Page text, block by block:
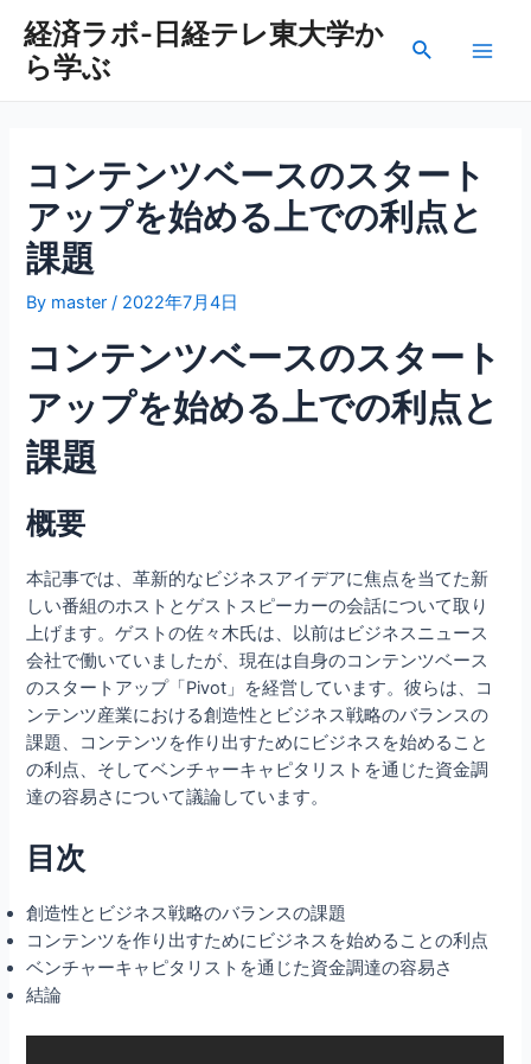
経済ラボ-日経テレ東大学か
ら学ぶ
検
コンテンツベースのスタート
アップを始める上での利点と
課題
By master / 2022年7月4日
コンテンツベースのスタート
アップを始める上での利点と
課題
概要
本記事では、革新的なビジネスアイデアに焦点を当てた新
しい番組のホストとゲストスピーカーの会話について取り
上げます。ゲストの佐々木氏は、以前はビジネスニュース
会社で働いていましたが、現在は自身のコンテンツベース
のスタートアップ「Pivot」を経営しています。彼らは、コ
ンテンツ産業における創造性とビジネス戦略のバランスの
課題、コンテンツを作り出すためにビジネスを始めること
の利点、そしてベンチャーキャピタリストを通じた資金調
達の容易さについて議論しています。
目次
創造性とビジネス戦略のバランスの課題
コンテンツを作り出すためにビジネスを始めることの利点
ベンチャーキャピタリストを通じた資金調達の容易さ
結論